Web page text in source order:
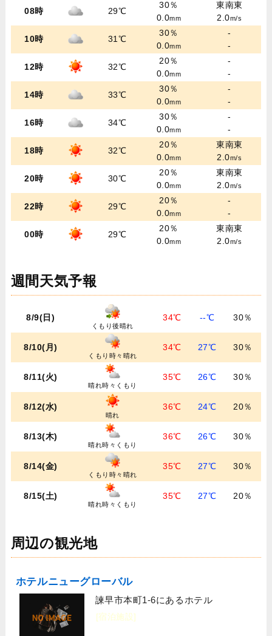
08時 29℃
30％
0.0mm
東南東
2.0m/s
10時 31℃
30％
0.0mm
-
-
12時 32℃
20％
0.0mm
-
-
14時 33℃
30％
0.0mm
-
-
16時 34℃
30％
0.0mm
-
-
18時 32℃
20％
0.0mm
東南東
2.0m/s
20時 30℃
20％
0.0mm
東南東
2.0m/s
22時 29℃
20％
0.0mm
-
-
00時 29℃
20％
0.0mm
東南東
2.0m/s
週間天気予報
8/9(日)
くもり後晴れ
34℃ --℃ 30％
8/10(月)
くもり時々晴れ
34℃ 27℃ 30％
8/11(火)
晴れ時々くもり
35℃ 26℃ 30％
8/12(水)
晴れ
36℃ 24℃ 20％
8/13(木)
晴れ時々くもり
36℃ 26℃ 30％
8/14(金)
くもり時々晴れ
35℃ 27℃ 30％
8/15(土)
晴れ時々くもり
35℃ 27℃ 20％
周辺の観光地
ホテルニューグローバル
諫早市本町1-6にあるホテル
[宿泊施設]